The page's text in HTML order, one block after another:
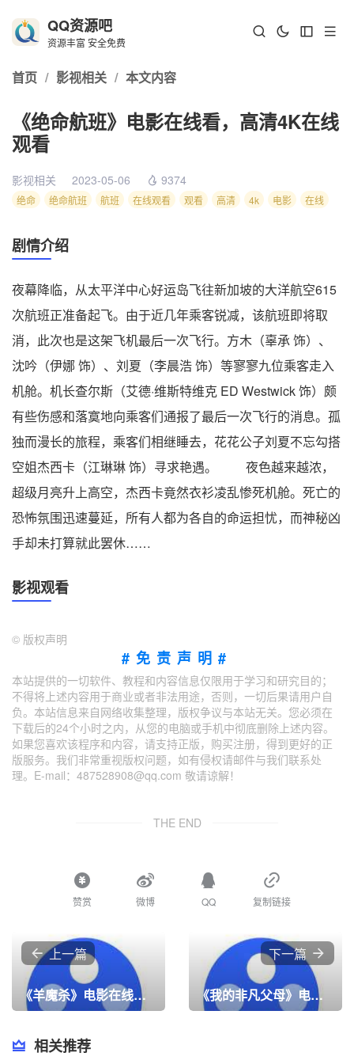
QQ资源吧
资源丰富 安全免费
首页 / 影视相关 / 本文内容
《绝命航班》电影在线看，高清4K在线
观看
影视相关 2023-05-06 9374
绝命 绝命航班 航班 在线观看 观看 高清 4k 电影 在线
剧情介绍
夜幕降临，从太平洋中心好运岛飞往新加坡的大洋航空615
次航班正准备起飞。由于近几年乘客锐减，该航班即将取
消，此次也是这架飞机最后一次飞行。方木（辜承 饰）、
沈吟（伊娜 饰）、刘夏（李晨浩 饰）等寥寥九位乘客走入
机舱。机长查尔斯（艾德·维斯特维克 ED Westwick 饰）颇
有些伤感和落寞地向乘客们通报了最后一次飞行的消息。孤
独而漫长的旅程，乘客们相继睡去，花花公子刘夏不忘勾搭
空姐杰西卡（江琳琳 饰）寻求艳遇。 夜色越来越浓，
超级月亮升上高空，杰西卡竟然衣衫凌乱惨死机舱。死亡的
恐怖氛围迅速蔓延，所有人都为各自的命运担忧，而神秘凶
手却未打算就此罢休……
影视观看
© 版权声明
#免责声明#
本站提供的一切软件、教程和内容信息仅限用于学习和研究目的；
不得将上述内容用于商业或者非法用途，否则，一切后果请用户自
负。本站信息来自网络收集整理，版权争议与本站无关。您必须在
下载后的24个小时之内，从您的电脑或手机中彻底删除上述内容。
如果您喜欢该程序和内容，请支持正版，购买注册，得到更好的正
版服务。我们非常重视版权问题，如有侵权请邮件与我们联系处
理。E-mail：487528908@qq.com 敬请谅解！
THE END
赞赏 微博 QQ 复制链接
上一篇
《羊魔杀》电影在线看，高清4K在线观看
下一篇
《我的非凡父母》电影在线看，高清4K在线观看
相关推荐